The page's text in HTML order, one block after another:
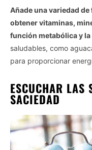
Añade una variedad
obtener vitaminas,
función metabólica y la
saludables, como
para proporcionar
ESCUCHAR LAS
SACIEDAD